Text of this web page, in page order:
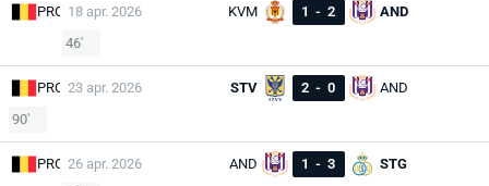
PRO 18 apr. 2026 KVM 1 - 2
AND
46'
PRO 23 apr. 2026 STV 2 - 0
AND
90'
PRO 26 apr. 2026 AND 1 - 3
STG